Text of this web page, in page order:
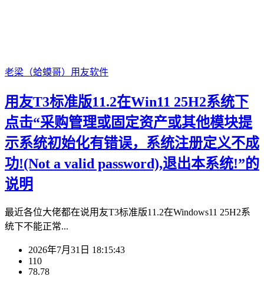
老梁（蛤蟆哥） 用友软件
用友T3标准版11.2在Win11 25H2系统下
点击“采购管理或固定资产或其他模块提
示系统初始化有错误，系统注册定义不成
功!(Not a valid password),退出本系统!”的
说明
最近各位大佬都在说用友T3标准版11.2在Windows11 25H2系
统下不能正常...
2026年7月31日 18:15:43
110
78.78